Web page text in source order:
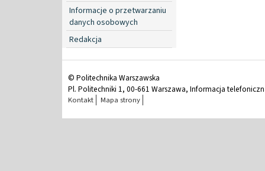
Informacje o przetwarzaniu
danych osobowych
Redakcja
© Politechnika Warszawska
Pl. Politechniki 1, 00-661 Warszawa, Informacja
Kontakt Mapa strony